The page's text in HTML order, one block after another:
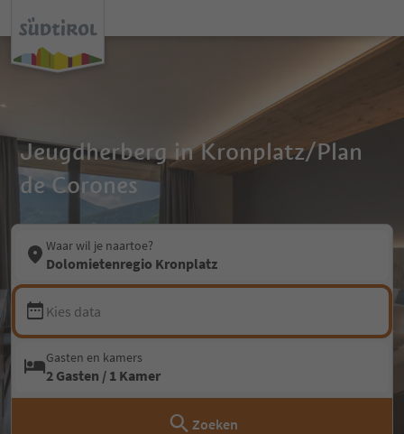
Jeugdherberg in Kronplatz/Plan
de Corones
Waar wil je naartoe?
Dolomietenregio Kronplatz
Kies data
Gasten en kamers
2 Gasten / 1 Kamer
Zoeken